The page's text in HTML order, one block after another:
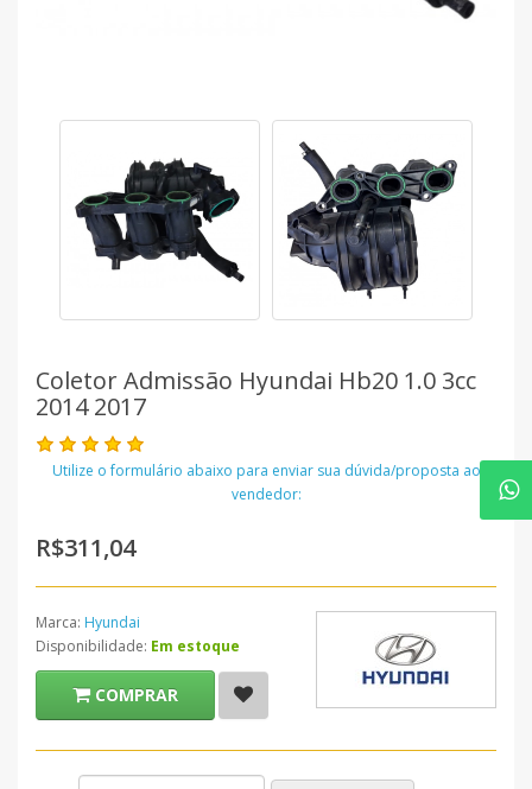
Coletor Admissão Hyundai Hb20 1.0 3cc
2014 2017
Utilize o formulário abaixo para enviar sua dúvida/proposta ao
vendedor:
R$311,04
Marca: Hyundai
Disponibilidade: Em estoque
COMPRAR